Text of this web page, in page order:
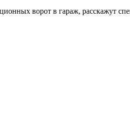
ворот в гараж, расскажут